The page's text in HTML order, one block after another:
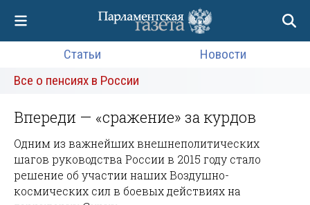
Статьи
Новости
Все о пенсиях в России
Впереди — «сражение» за курдов
Одним из важнейших внешнеполитических
шагов руководства России в 2015 году стало
решение об участии на­ших Воздушно-
космических сил в боевых действиях на